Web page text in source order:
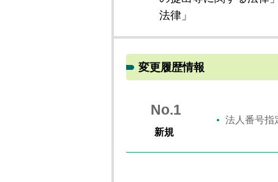
法律」
変更履歴情報
No.1
新規
法人番号指